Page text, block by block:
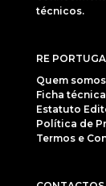
técnicos.
RE
Quem somos
Ficha técnica
Estatuto
Política de
Termos e